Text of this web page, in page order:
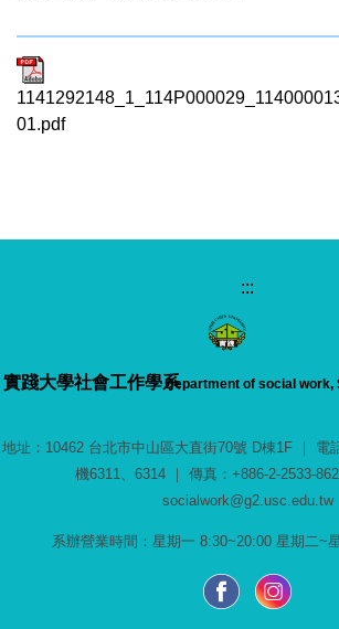
01.pdf
:::
實踐大學社會工作學系Department of social work,
地址：10462 台北市中山區大直街70號 D棟1F ｜ 電
機6311、6314 ｜ 傳真：+886-2-2533-
socialwork@g2.usc.edu.tw
系辦營業時間：星期一 8:30~20:00 星期二~